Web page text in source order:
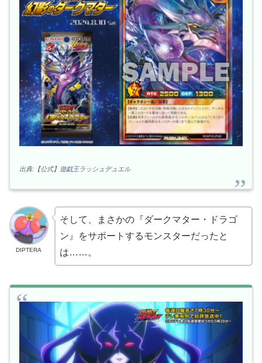
出典:【公式】遊戯王ラッシュデュエル
DIPTERA
そして、まさかの『ダークマター・ドラゴ
ン』をサポートするモンスターだったと
は……。